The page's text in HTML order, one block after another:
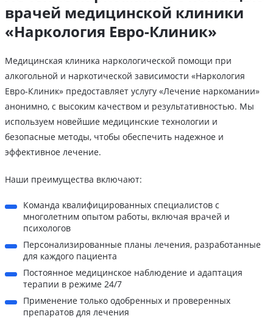
врачей медицинской клиники
«Наркология Евро-Клиник»
Медицинская клиника наркологической помощи при
алкогольной и наркотической зависимости «Наркология
Евро-Клиник» предоставляет услугу «Лечение наркомании»
анонимно, с высоким качеством и результативностью. Мы
используем новейшие медицинские технологии и
безопасные методы, чтобы обеспечить надежное и
эффективное лечение.
Наши преимущества включают:
Команда квалифицированных специалистов с
многолетним опытом работы, включая врачей и
психологов
Персонализированные планы лечения, разработанные
для каждого пациента
Постоянное медицинское наблюдение и адаптация
терапии в режиме 24/7
Применение только одобренных и проверенных
препаратов для лечения